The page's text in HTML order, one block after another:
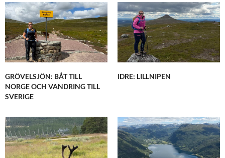
GRÖVELSJÖN: BÅT TILL
NORGE OCH VANDRING TILL
SVERIGE
IDRE: LILLNIPEN